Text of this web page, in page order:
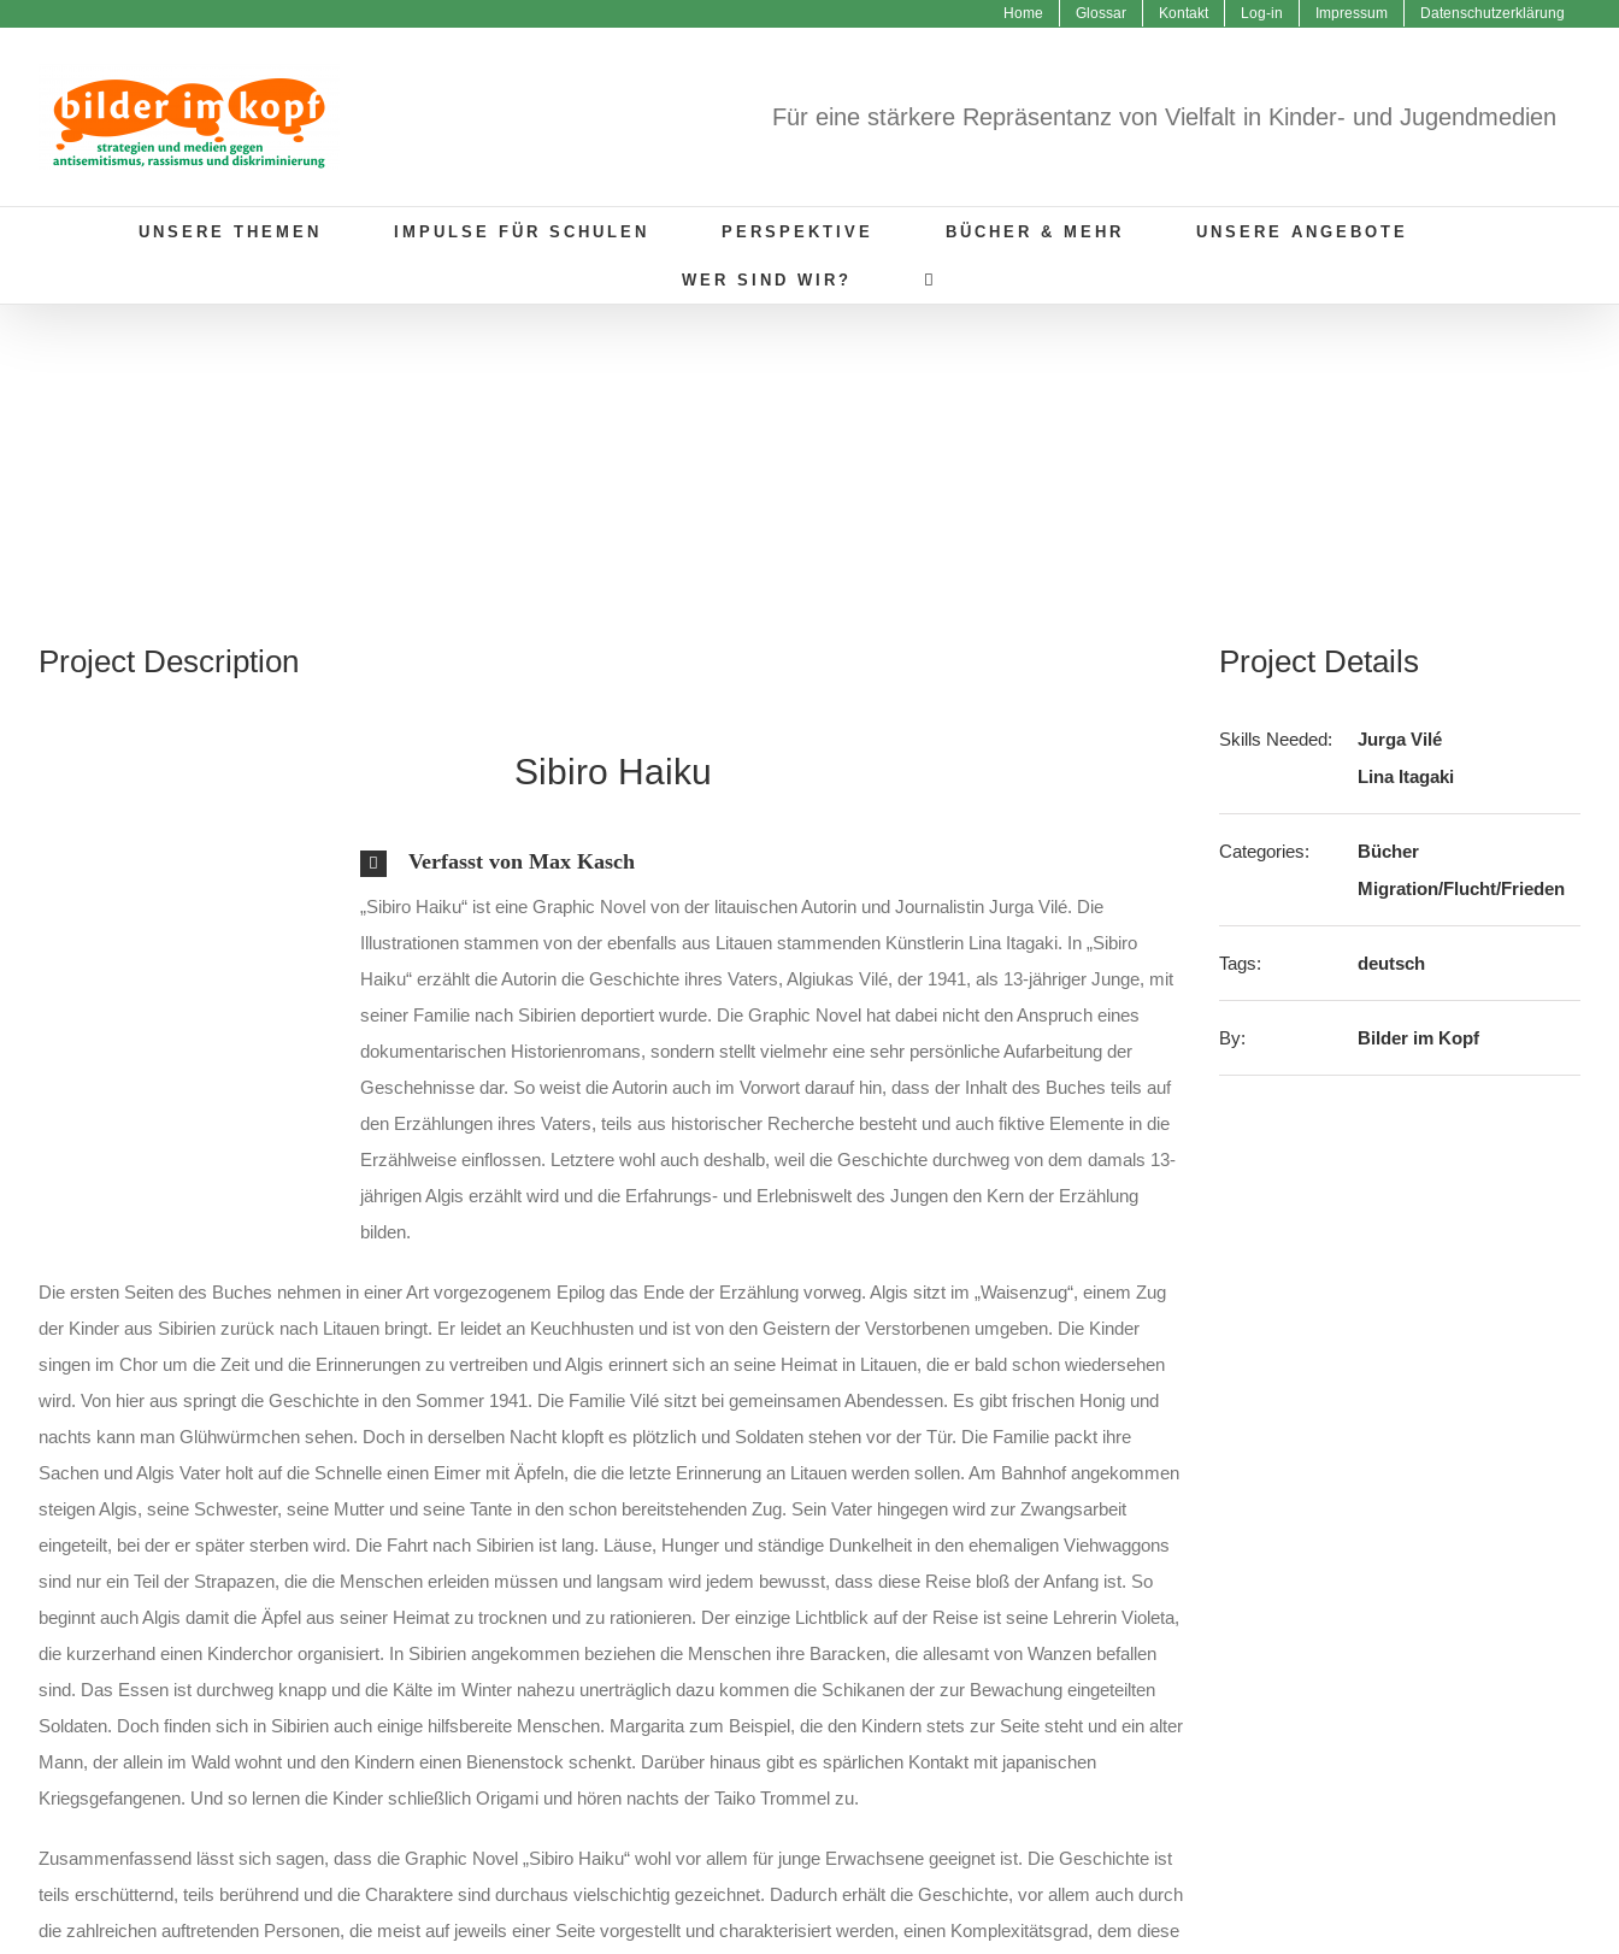
Home Glossar Kontakt Log-in Impressum Datenschutzerklärung
Für eine stärkere Repräsentanz von Vielfalt in Kinder- und Jugendmedien
UNSERE THEMEN IMPULSE FÜR SCHULEN PERSPEKTIVE BÜCHER & MEHR UNSERE ANGEBOTE
WER SIND WIR?
Project Description
Sibiro Haiku
Verfasst von Max Kasch
„Sibiro Haiku“ ist eine Graphic Novel von der litauischen Autorin und Journalistin Jurga Vilé. Die
Illustrationen stammen von der ebenfalls aus Litauen stammenden Künstlerin Lina Itagaki. In „Sibiro
Haiku“ erzählt die Autorin die Geschichte ihres Vaters, Algiukas Vilé, der 1941, als 13-jähriger Junge, mit
seiner Familie nach Sibirien deportiert wurde. Die Graphic Novel hat dabei nicht den Anspruch eines
dokumentarischen Historienromans, sondern stellt vielmehr eine sehr persönliche Aufarbeitung der
Geschehnisse dar. So weist die Autorin auch im Vorwort darauf hin, dass der Inhalt des Buches teils auf
den Erzählungen ihres Vaters, teils aus historischer Recherche besteht und auch fiktive Elemente in die
Erzählweise einflossen. Letztere wohl auch deshalb, weil die Geschichte durchweg von dem damals 13-
jährigen Algis erzählt wird und die Erfahrungs- und Erlebniswelt des Jungen den Kern der Erzählung
bilden.
Die ersten Seiten des Buches nehmen in einer Art vorgezogenem Epilog das Ende der Erzählung vorweg. Algis sitzt im „Waisenzug“, einem Zug
der Kinder aus Sibirien zurück nach Litauen bringt. Er leidet an Keuchhusten und ist von den Geistern der Verstorbenen umgeben. Die Kinder
singen im Chor um die Zeit und die Erinnerungen zu vertreiben und Algis erinnert sich an seine Heimat in Litauen, die er bald schon wiedersehen
wird. Von hier aus springt die Geschichte in den Sommer 1941. Die Familie Vilé sitzt bei gemeinsamen Abendessen. Es gibt frischen Honig und
nachts kann man Glühwürmchen sehen. Doch in derselben Nacht klopft es plötzlich und Soldaten stehen vor der Tür. Die Familie packt ihre
Sachen und Algis Vater holt auf die Schnelle einen Eimer mit Äpfeln, die die letzte Erinnerung an Litauen werden sollen. Am Bahnhof angekommen
steigen Algis, seine Schwester, seine Mutter und seine Tante in den schon bereitstehenden Zug. Sein Vater hingegen wird zur Zwangsarbeit
eingeteilt, bei der er später sterben wird. Die Fahrt nach Sibirien ist lang. Läuse, Hunger und ständige Dunkelheit in den ehemaligen Viehwaggons
sind nur ein Teil der Strapazen, die die Menschen erleiden müssen und langsam wird jedem bewusst, dass diese Reise bloß der Anfang ist. So
beginnt auch Algis damit die Äpfel aus seiner Heimat zu trocknen und zu rationieren. Der einzige Lichtblick auf der Reise ist seine Lehrerin Violeta,
die kurzerhand einen Kinderchor organisiert. In Sibirien angekommen beziehen die Menschen ihre Baracken, die allesamt von Wanzen befallen
sind. Das Essen ist durchweg knapp und die Kälte im Winter nahezu unerträglich dazu kommen die Schikanen der zur Bewachung eingeteilten
Soldaten. Doch finden sich in Sibirien auch einige hilfsbereite Menschen. Margarita zum Beispiel, die den Kindern stets zur Seite steht und ein alter
Mann, der allein im Wald wohnt und den Kindern einen Bienenstock schenkt. Darüber hinaus gibt es spärlichen Kontakt mit japanischen
Kriegsgefangenen. Und so lernen die Kinder schließlich Origami und hören nachts der Taiko Trommel zu.
Zusammenfassend lässt sich sagen, dass die Graphic Novel „Sibiro Haiku“ wohl vor allem für junge Erwachsene geeignet ist. Die Geschichte ist
teils erschütternd, teils berührend und die Charaktere sind durchaus vielschichtig gezeichnet. Dadurch erhält die Geschichte, vor allem auch durch
die zahlreichen auftretenden Personen, die meist auf jeweils einer Seite vorgestellt und charakterisiert werden, einen Komplexitätsgrad, dem diese
Project Details
Skills Needed:
Jurga Vilé
Lina Itagaki
Categories:
Bücher
Migration/Flucht/Frieden
Tags: deutsch
By: Bilder im Kopf